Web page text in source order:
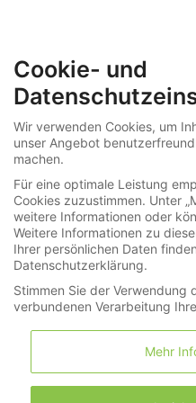
Informationen
Auktion, wie geht das
Ihre Suche nach "A .
Schmuck ergab: 0
Suche
Cookie- und
Wir verwenden Cookies, um
unser Angebot
machen.
Für eine optimale Leistung
Cookies zuzustimmen. Unter
weitere Informationen oder
Weitere Informationen zu
Ihrer persönlichen Daten
Datenschutzerklärung.
Stimmen Sie der Verwendung
verbundenen Verarbeitung
Mehr